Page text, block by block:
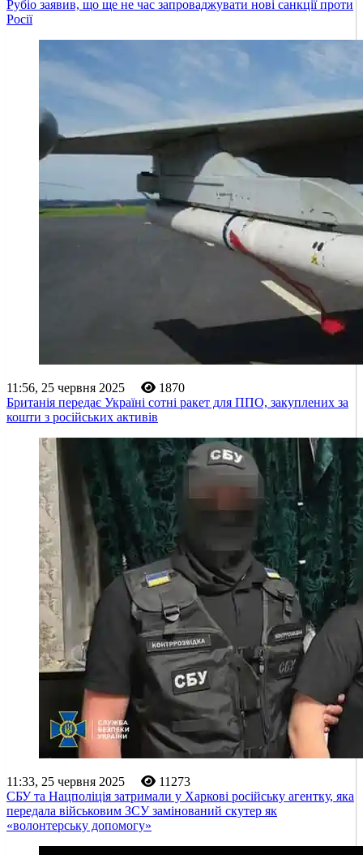
Рубіо заявив, що ще не час запроваджувати нові санкції проти
Росії
11:56, 25 червня 2025
1870
Британія передає Україні сотні ракет для ППО, закуплених за
кошти з російських активів
11:33, 25 червня 2025
11273
СБУ та Нацполіція затримали у Харкові російську агентку, яка
передала військовим ЗСУ замінований скутер як
«волонтерську допомогу»